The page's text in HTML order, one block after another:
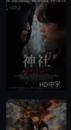
HD中字